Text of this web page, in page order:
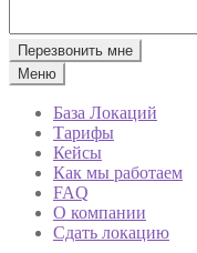
Перезвонить мне
Меню
База Локаций
Тарифы
Кейсы
Как мы работаем
FAQ
О компании
Сдать локацию